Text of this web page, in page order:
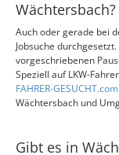
Wächtersbach?
Auch oder gerade bei
Jobsuche
vorgeschriebenen
Speziell auf LKW-
FAHRER-GESUCHT.com
Wächtersbach und
Gibt es in